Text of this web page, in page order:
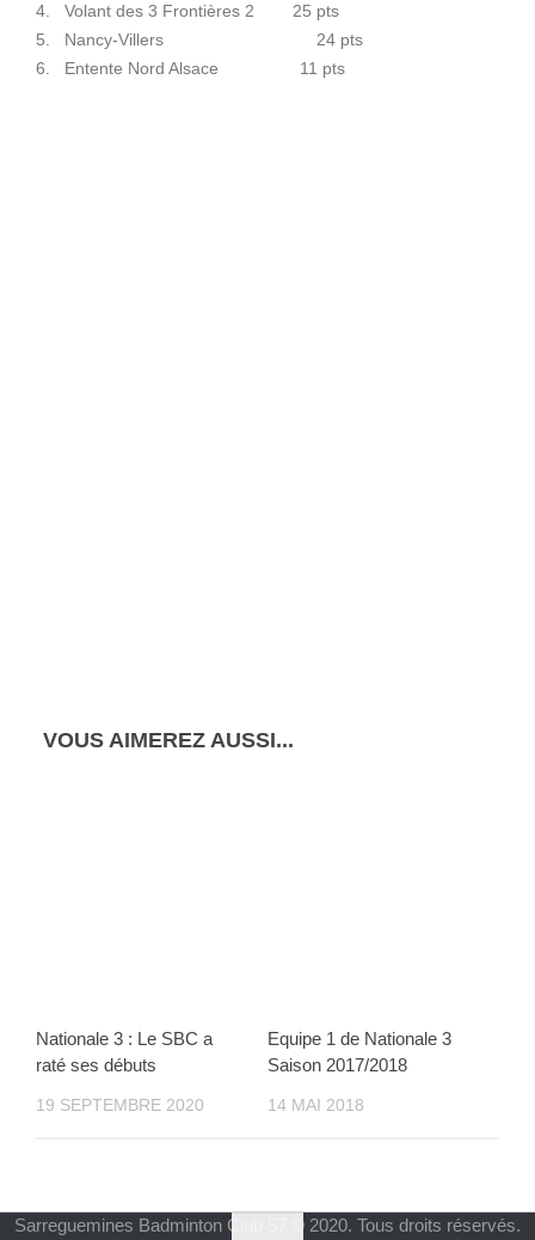
4. Volant des 3 Frontières 2 25 pts
5. Nancy-Villers 24 pts
6. Entente Nord Alsace 11 pts
VOUS AIMEREZ AUSSI...
Nationale 3 : Le SBC a
raté ses débuts
19 SEPTEMBRE 2020
Equipe 1 de Nationale 3
Saison 2017/2018
14 MAI 2018
Sarreguemines Badminton Club 57 © 2020. Tous droits réservés.